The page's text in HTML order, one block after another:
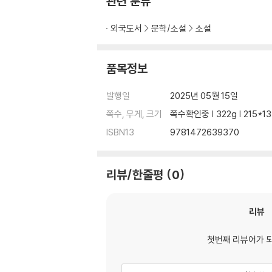
외국도서 문학/소설 소설
품목정보
발행일
2025년 05월 15일
쪽수, 무게, 크기
쪽수확인중 | 322g |
ISBN13
9781472639370
리뷰/한줄평 0
리뷰
첫번째 리뷰어가